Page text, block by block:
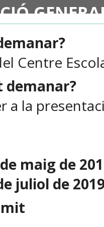
Centre
demanar?
a la
maig de
juliol de